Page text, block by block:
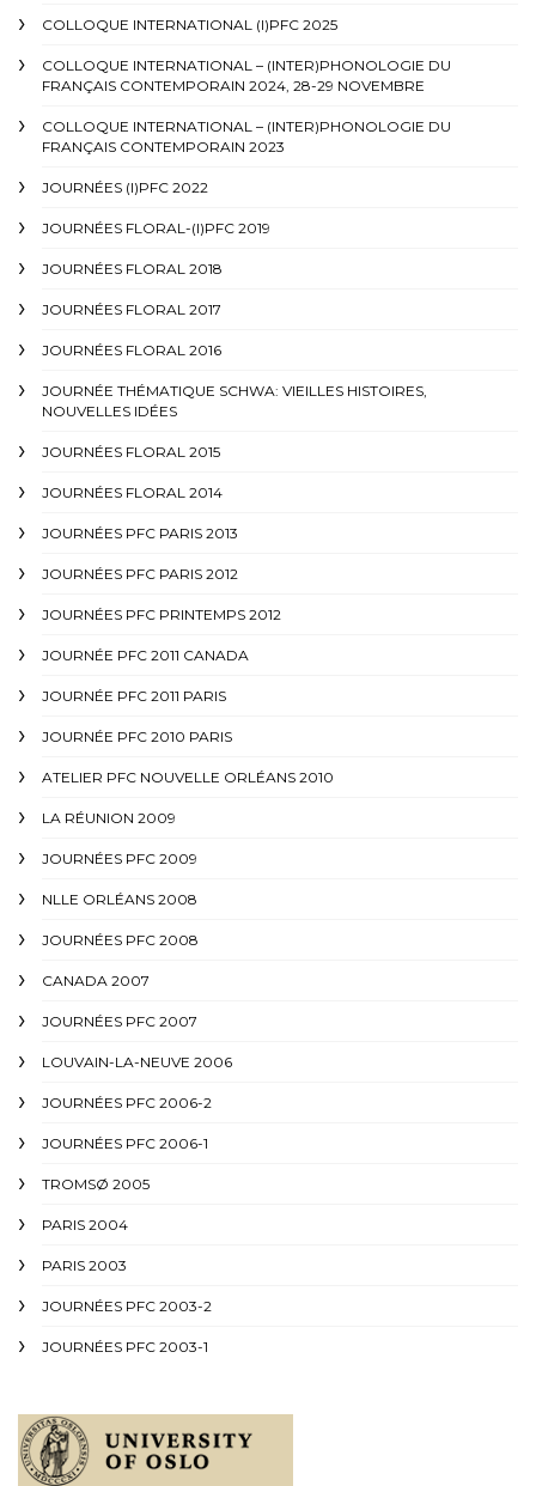
COLLOQUE INTERNATIONAL (I)PFC 2025
COLLOQUE INTERNATIONAL – (INTER)PHONOLOGIE DU
FRANÇAIS CONTEMPORAIN 2024, 28-29 NOVEMBRE
COLLOQUE INTERNATIONAL – (INTER)PHONOLOGIE DU
FRANÇAIS CONTEMPORAIN 2023
JOURNÉES (I)PFC 2022
JOURNÉES FLORAL-(I)PFC 2019
JOURNÉES FLORAL 2018
JOURNÉES FLORAL 2017
JOURNÉES FLORAL 2016
JOURNÉE THÉMATIQUE SCHWA: VIEILLES HISTOIRES,
NOUVELLES IDÉES
JOURNÉES FLORAL 2015
JOURNÉES FLORAL 2014
JOURNÉES PFC PARIS 2013
JOURNÉES PFC PARIS 2012
JOURNÉES PFC PRINTEMPS 2012
JOURNÉE PFC 2011 CANADA
JOURNÉE PFC 2011 PARIS
JOURNÉE PFC 2010 PARIS
ATELIER PFC NOUVELLE ORLÉANS 2010
LA RÉUNION 2009
JOURNÉES PFC 2009
NLLE ORLÉANS 2008
JOURNÉES PFC 2008
CANADA 2007
JOURNÉES PFC 2007
LOUVAIN-LA-NEUVE 2006
JOURNÉES PFC 2006-2
JOURNÉES PFC 2006-1
TROMSØ 2005
PARIS 2004
PARIS 2003
JOURNÉES PFC 2003-2
JOURNÉES PFC 2003-1